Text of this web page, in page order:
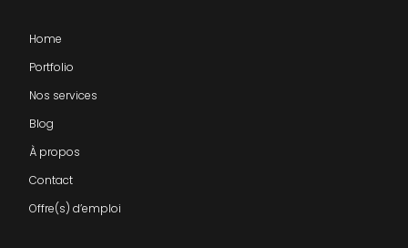
Home
Portfolio
Nos services
Blog
À propos
Contact
Offre(s) d’emploi